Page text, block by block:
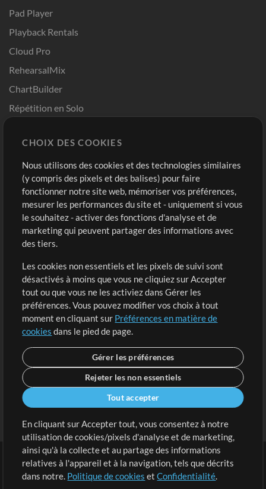
Pad Player
Playback Rentals
Cloud Pro
RehearsalMix
ChartBuilder
Répétition en Solo
Modèles ProPresenter
Sons
Boutique
Acheter des crédits
Contenu gratuit
Demander les pistes
Extras
Sessions
Soumettre votre contenu
Listes de lecture
Conférence MT
Compte
Connexion
S'inscrire
Conditions | Confidentialité |
CHOIX DES COOKIES
Nous utilisons des cookies et des technologies similaires
(y compris des pixels et des balises) pour faire
fonctionner notre site web, mémoriser vos préférences,
mesurer les performances du site et - uniquement si vous
le souhaitez - activer des fonctions d'analyse et de
marketing qui peuvent partager des informations avec
des tiers.
Les cookies non essentiels et les pixels de suivi sont
désactivés à moins que vous ne cliquiez sur Accepter
tout ou que vous ne les activiez dans Gérer les
préférences. Vous pouvez modifier vos choix à tout
moment en cliquant sur Préférences en matière de
cookies dans le pied de page.
Gérer les préférences
Rejeter les non essentiels
Tout accepter
En cliquant sur Accepter tout, vous consentez à notre
utilisation de cookies/pixels d'analyse et de marketing,
ainsi qu'à la collecte et au partage des informations
relatives à l'appareil et à la navigation, tels que décrits
dans notre. Politique de cookies etConfidentialité.